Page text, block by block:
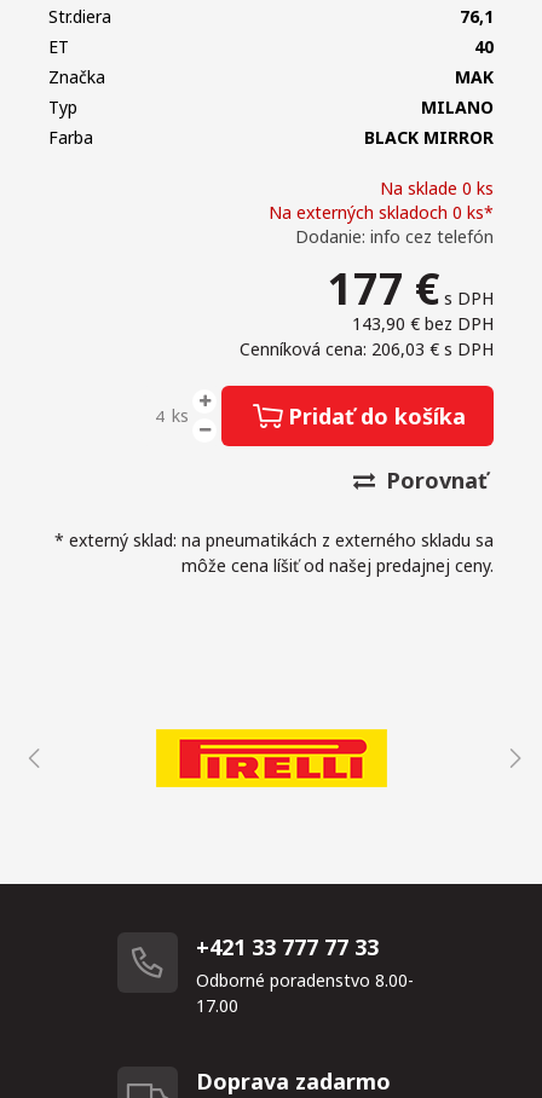
Na sklade 0 ks
Na externých skladoch 0 ks*
Dodanie: info cez telefón
177 € s DPH
143,90 € bez DPH
Cenníková cena: 206,03 € s DPH
ks Pridať do košíka
Porovnať
* externý sklad: na pneumatikách z externého skladu sa
môže cena líšiť od našej predajnej ceny.
Str.diera
76,1
ET
40
Značka
MAK
Typ
MILANO
Farba
BLACK MIRROR
+421 33 777 77 33
Odborné poradenstvo 8.00-
17.00
Doprava zadarmo